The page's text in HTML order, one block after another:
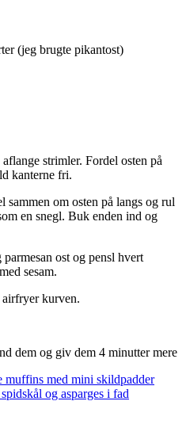
(jeg brugte pikantost)
strimler. Fordel osten på
kanterne fri.
om osten på langs og rul
en snegl. Buk enden ind og
ost og pensl hvert
sesam.
kurven.
dem og giv dem 4 minutter mere
muffins med mini skildpadder
og asparges i fad